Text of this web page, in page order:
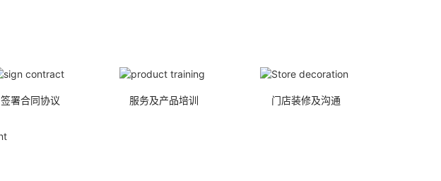
签署合同协议 服务及产品培训 门店装修及沟通